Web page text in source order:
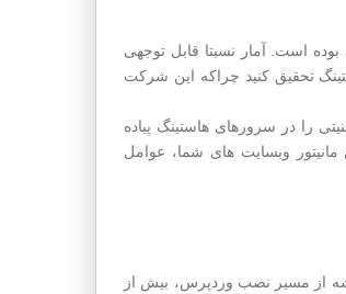
بوده است. آمار نسبتا قابل توجهی
تحقیق کنید چراکه این شرکت
ساختهای فنی و امنیتی را در سرورهای هاستینگ پیاده
وبسایت های شما، عوامل
از مسیر نصب وردپرس، بیش از